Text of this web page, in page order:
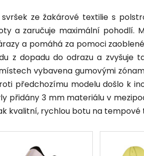
ze žakárové textilie s
a zaručuje maximální pohodlí.
a pomáhá za pomoci
z dopadu do odrazu a zvyšuje
vybavena gumovými
předchozímu modelu došlo k
přidány 3 mm materiálu v
kvalitní, rychlou botu na tempové